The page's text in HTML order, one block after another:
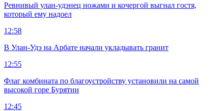
Ревнивый улан-удэнец ножами и кочергой выгнал гостя,
который ему надоел
12:58
В Улан-Удэ на Арбате начали укладывать гранит
12:55
Флаг комбината по благоустройству установили на самой
высокой горе Бурятии
12:45